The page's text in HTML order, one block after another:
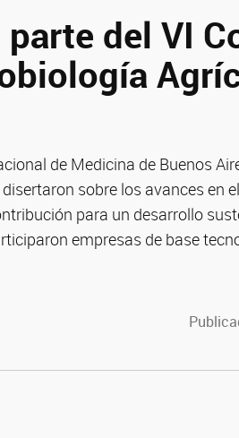
parte del VI
de Medicina de Buenos
sobre los avances en
para un desarrollo
empresas de base